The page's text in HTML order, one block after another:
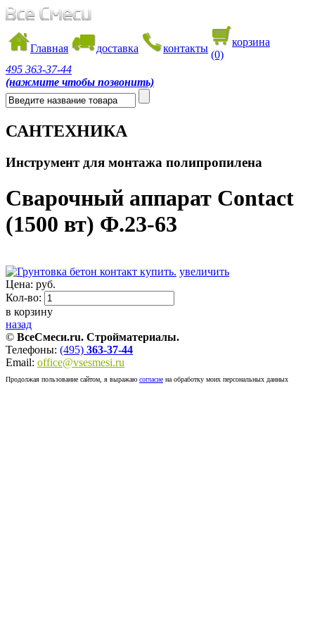
Главная доставка контакты
корзина
(0)
495 363-37-44
(нажмите чтобы позвонить)
САНТЕХНИКА
Инструмент для монтажа полипропилена
Сварочный аппарат Contact
(1500 вт) Ф.23-63
увеличить
Цена: руб.
Кол-во:
в корзину
назад
© ВсеСмеси.ru. Стройматериалы.
Телефоны: (495) 363-37-44
Email: office@vsesmesi.ru
Продолжая пользование сайтом, я выражаю согласие на обработку моих персональных данных